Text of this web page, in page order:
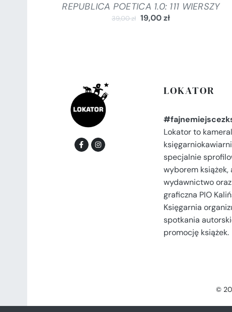
REPUBLICA POETICA 1.0: 111 WIERSZY
39,00zł 19,00zł
LOKATOR
Lokator to
specjalnie
wyborem książek,
wydawnictwo
graficzna PIO
Księgarnia
spotkania
promocję książek.
©